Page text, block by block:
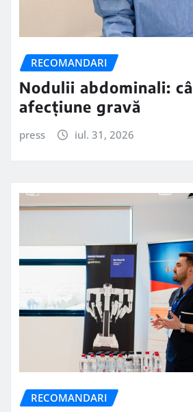
RECOMANDARI
Nodulii abdominali:
afecțiune gravă
press iul. 31, 2026
RECOMANDARI